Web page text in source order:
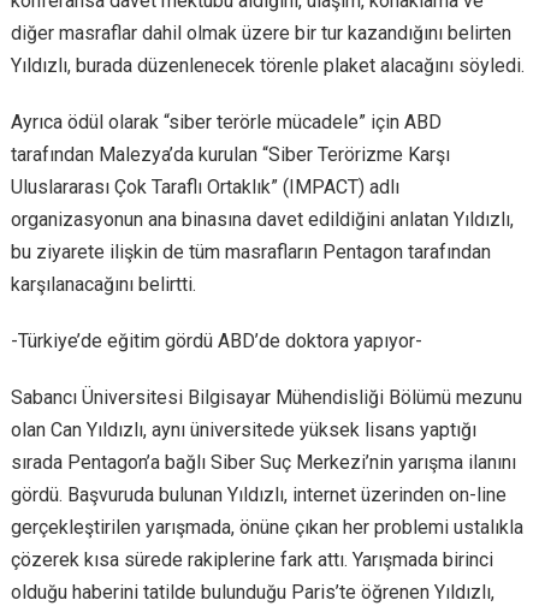
diğer masraflar dahil olmak üzere bir tur kazandığını belirten
Yıldızlı, burada düzenlenecek törenle plaket alacağını söyledi.
Ayrıca ödül olarak “siber terörle mücadele” için ABD
tarafından Malezya’da kurulan “Siber Terörizme Karşı
Uluslararası Çok Taraflı Ortaklık” (IMPACT) adlı
organizasyonun ana binasına davet edildiğini anlatan Yıldızlı,
bu ziyarete ilişkin de tüm masrafların Pentagon tarafından
karşılanacağını belirtti.
-Türkiye’de eğitim gördü ABD’de doktora yapıyor-
Sabancı Üniversitesi Bilgisayar Mühendisliği Bölümü mezunu
olan Can Yıldızlı, aynı üniversitede yüksek lisans yaptığı
sırada Pentagon’a bağlı Siber Suç Merkezi’nin yarışma ilanını
gördü. Başvuruda bulunan Yıldızlı, internet üzerinden on-line
gerçekleştirilen yarışmada, önüne çıkan her problemi ustalıkla
çözerek kısa sürede rakiplerine fark attı. Yarışmada birinci
olduğu haberini tatilde bulunduğu Paris’te öğrenen Yıldızlı,